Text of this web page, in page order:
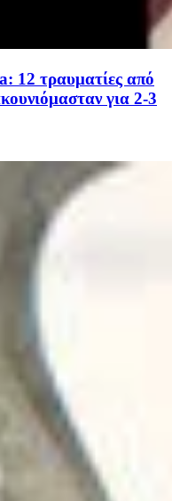
12 τραυματίες από
για 2-3